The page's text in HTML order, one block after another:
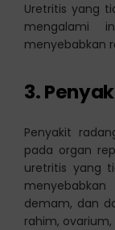
Uretritis yang
mengalami
menyebabkan
3.
Penyakit
pada organ
uretritis yang
demam, dan
rahim,